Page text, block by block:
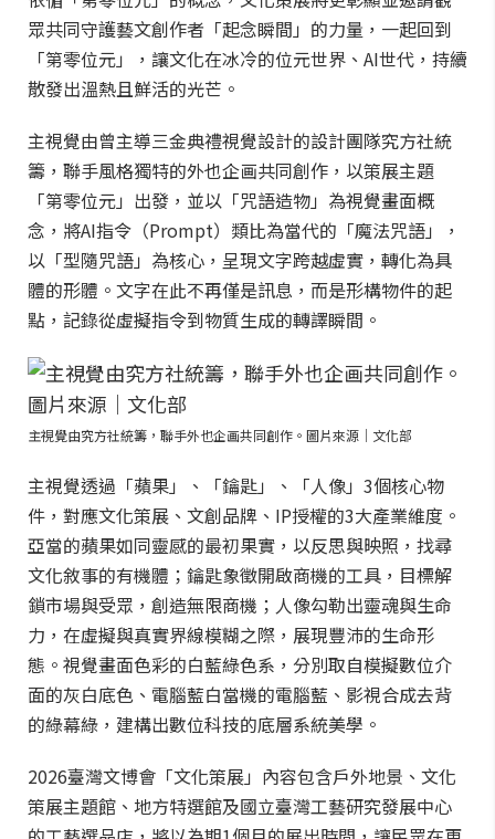
眾共同守護藝文創作者「起念瞬間」的力量，一起回到
「第零位元」，讓文化在冰冷的位元世界、AI世代，持續
散發出溫熱且鮮活的光芒。
主視覺由曾主導三金典禮視覺設計的設計團隊究方社統
籌，聯手風格獨特的外也企画共同創作，以策展主題
「第零位元」出發，並以「咒語造物」為視覺畫面概
念，將AI指令（Prompt）類比為當代的「魔法咒語」，
以「型隨咒語」為核心，呈現文字跨越虛實，轉化為具
體的形體。文字在此不再僅是訊息，而是形構物件的起
點，記錄從虛擬指令到物質生成的轉譯瞬間。
主視覺由究方社統籌，聯手外也企画共同創作。圖片來源｜文化部
主視覺透過「蘋果」、「鑰匙」、「人像」3個核心物
件，對應文化策展、文創品牌、IP授權的3大產業維度。
亞當的蘋果如同靈感的最初果實，以反思與映照，找尋
文化敘事的有機體；鑰匙象徵開啟商機的工具，目標解
鎖市場與受眾，創造無限商機；人像勾勒出靈魂與生命
力，在虛擬與真實界線模糊之際，展現豐沛的生命形
態。視覺畫面色彩的白藍綠色系，分別取自模擬數位介
面的灰白底色、電腦藍白當機的電腦藍、影視合成去背
的綠幕綠，建構出數位科技的底層系統美學。
2026臺灣文博會「文化策展」內容包含戶外地景、文化
策展主題館、地方特選館及國立臺灣工藝研究發展中心